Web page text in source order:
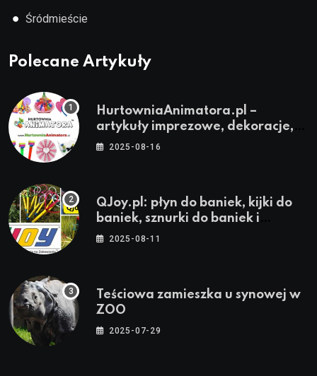
● Śródmieście
Polecane Artykuły
HurtowniaAnimatora.pl –
artykuły imprezowe, dekoracje,
stroje i akcesoria dla animatorów
2025-08-16
QJoy.pl: płyn do baniek, kijki do
baniek, sznurki do baniek i
zestawy do baniek
2025-08-11
Teściowa zamieszka u synowej w
ZOO
2025-07-29